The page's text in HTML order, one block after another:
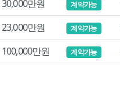
30,000만원 계약가능
23,000만원 계약가능
100,000만원 계약가능